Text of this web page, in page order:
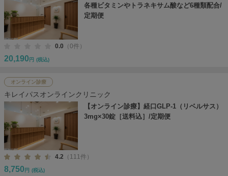
各種ビタミンやトラネキサム酸など6種類配合/
定期便
0.0 （0件）
20,190 円 (税込)
オンライン診療
キレイパスオンラインクリニック
【オンライン診療】経口GLP-1（リベルサス）
3mg×30錠［送料込］/定期便
4.2 （111件）
8,750 円 (税込)